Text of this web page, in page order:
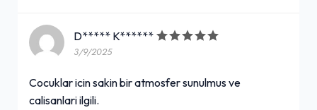
D***** K******
3/9/2025
Cocuklar icin sakin bir atmosfer sunulmus ve
calisanlari ilgili.